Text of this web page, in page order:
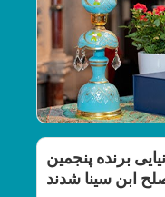
برنده پنجمین
ابن‌ سینا شدند